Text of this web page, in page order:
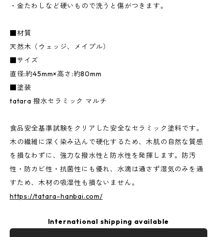
・金たわしなど硬いもので洗うと傷がつきます。
■材質
天然木（ウェッジ、メイプル）
■サイズ
直径:約45mm×高さ:約80mm
■塗装
tatara 撥水セラミック マルチ
食品安全基準試験をクリアした安全なセラミック塗料です。
木の繊維に深く染み込んで硬化するため、木肌の自然な質感
を損なわずに、強力な撥水性と防水性を発揮します。防汚
性・防カビ性・抗菌性にも優れ、水滴は通さず湿気のみを通
すため、木材の吸湿性も損ないません。
https://tatara-hanbai.com/
International shipping available